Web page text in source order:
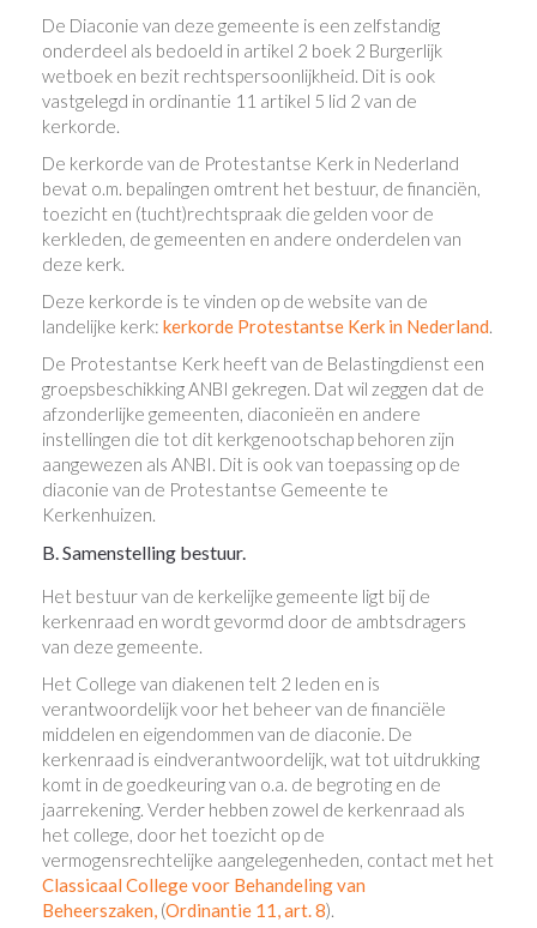
De Diaconie van deze gemeente is een zelfstandig
onderdeel als bedoeld in artikel 2 boek 2 Burgerlijk
wetboek en bezit rechtspersoonlijkheid. Dit is ook
vastgelegd in ordinantie 11 artikel 5 lid 2 van de
kerkorde.
De kerkorde van de Protestantse Kerk in Nederland
bevat o.m. bepalingen omtrent het bestuur, de financiën,
toezicht en (tucht)rechtspraak die gelden voor de
kerkleden, de gemeenten en andere onderdelen van
deze kerk.
Deze kerkorde is te vinden op de website van de
landelijke kerk: kerkorde Protestantse Kerk in Nederland.
De Protestantse Kerk heeft van de Belastingdienst een
groepsbeschikking ANBI gekregen. Dat wil zeggen dat de
afzonderlijke gemeenten, diaconieën en andere
instellingen die tot dit kerkgenootschap behoren zijn
aangewezen als ANBI. Dit is ook van toepassing op de
diaconie van de Protestantse Gemeente te
Kerkenhuizen.
B. Samenstelling bestuur.
Het bestuur van de kerkelijke gemeente ligt bij de
kerkenraad en wordt gevormd door de ambtsdragers
van deze gemeente.
Het College van diakenen telt 2 leden en is
verantwoordelijk voor het beheer van de financiële
middelen en eigendommen van de diaconie. De
kerkenraad is eindverantwoordelijk, wat tot uitdrukking
komt in de goedkeuring van o.a. de begroting en de
jaarrekening. Verder hebben zowel de kerkenraad als
het college, door het toezicht op de
vermogensrechtelijke aangelegenheden, contact met het
Classicaal College voor Behandeling van
Beheerszaken, (Ordinantie 11, art. 8).